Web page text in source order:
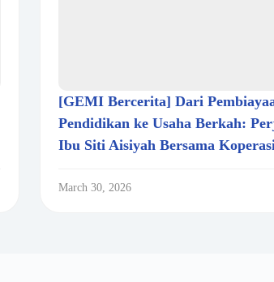
[GEMI Bercerita] Dari
Pendidikan ke Usaha Berkah:
Ibu Siti Aisiyah Bersama
March 30, 2026